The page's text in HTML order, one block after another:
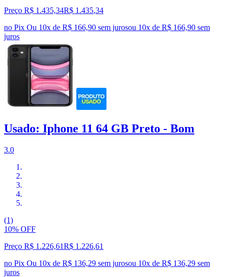
Preço R$ 1.435,34R$ 1.435,34
no Pix Ou 10x de R$ 166,90 sem jurosou 10x de R$ 166,90 sem
juros
Usado: Iphone 11 64 GB Preto - Bom
3.0
(1)
10% OFF
Preço R$ 1.226,61R$ 1.226,61
no Pix Ou 10x de R$ 136,29 sem jurosou 10x de R$ 136,29 sem
juros